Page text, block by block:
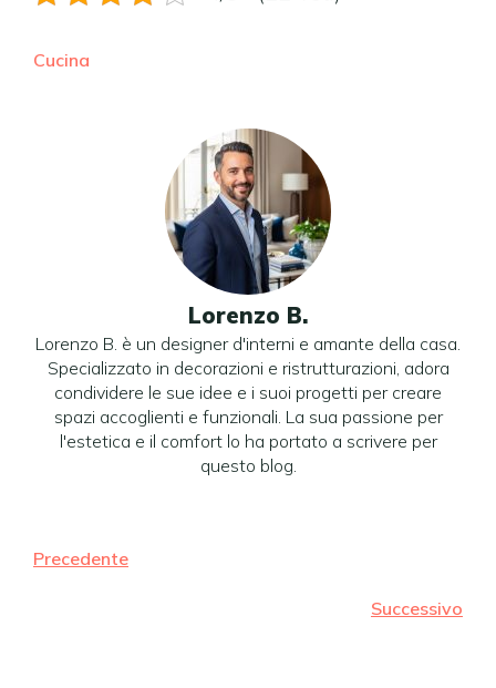
Cucina
Lorenzo B.
Lorenzo B. è un designer d'interni e amante della casa.
Specializzato in decorazioni e ristrutturazioni, adora
condividere le sue idee e i suoi progetti per creare
spazi accoglienti e funzionali. La sua passione per
l'estetica e il comfort lo ha portato a scrivere per
questo blog.
Precedente
Successivo